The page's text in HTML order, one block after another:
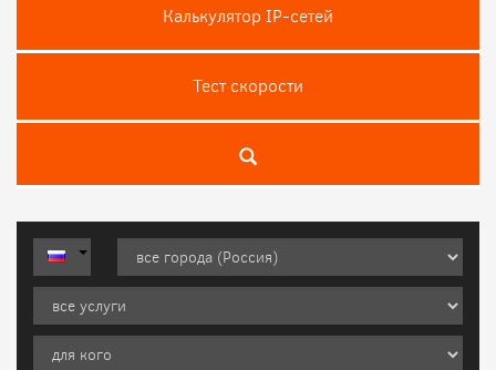
Калькулятор IP-сетей
Тест скороcти